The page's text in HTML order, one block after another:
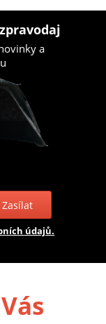
a
Zasílat
údajů.